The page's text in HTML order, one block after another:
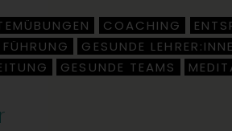
COACHING
GESUNDE
GESUNDE TEAMS